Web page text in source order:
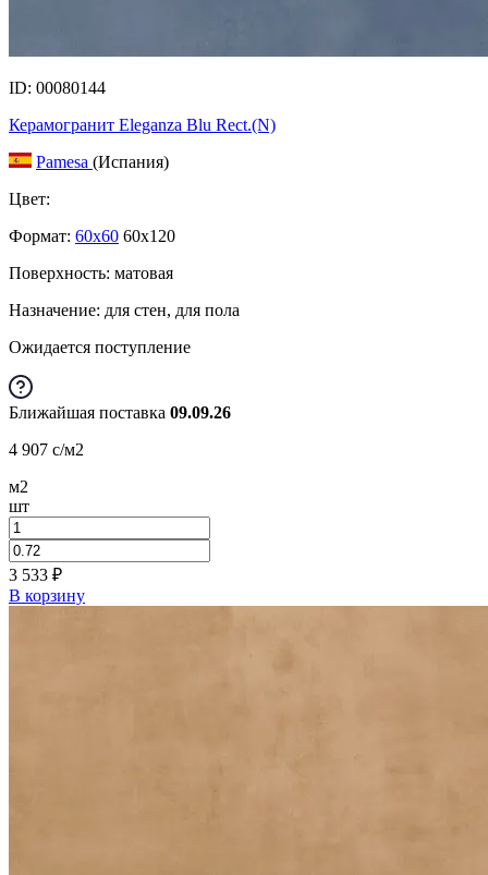
ID: 00080144
Керамогранит Eleganza Blu Rect.(N)
Pamesa (Испания)
Цвет:
Формат: 60x60 60x120
Поверхность: матовая
Назначение: для стен, для пола
Ожидается поступление
Ближайшая поставка 09.09.26
4 907 c/м2
м2
шт
3 533 ₽
В корзину